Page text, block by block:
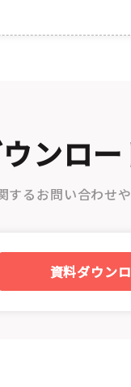
ンロ
するお問い合わせ
資料ダウン